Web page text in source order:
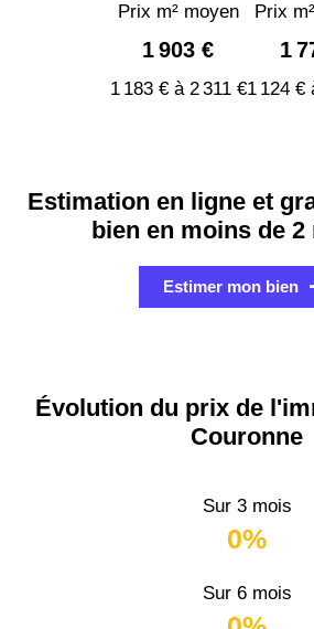
Prix m² moyen
1 903 €
1 183 € à 2 311 €
Prix
1
1 124 €
Estimation en ligne et
bien en moins de
Estimer mon bien
Évolution du prix de
Couronne
Sur 3 mois
0%
Sur 6 mois